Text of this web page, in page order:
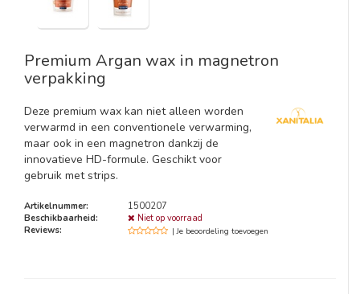
Premium Argan wax in magnetron
verpakking
Deze premium wax kan niet alleen worden
verwarmd in een conventionele verwarming,
maar ook in een magnetron dankzij de
innovatieve HD-formule. Geschikt voor
gebruik met strips.
Artikelnummer:
1500207
Beschikbaarheid:
Niet op voorraad
Reviews:
| Je beoordeling toevoegen